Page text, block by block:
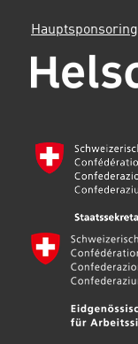
Hauptsponsoring